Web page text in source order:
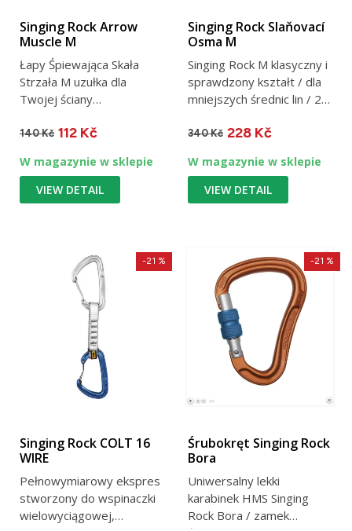
Singing Rock Arrow
Muscle M
Łapy Śpiewająca Skała
Strzała M uzułka dla
Twojej ściany
M
140 Kč 112 Kč
W magazynie w sklepie
VIEW DETAIL
Singing Rock Slaňovací
Osma M
Singing Rock M klasyczny i
sprawdzony kształt / dla
mniejszych średnic lin / 25
340 Kč 228 Kč
W magazynie w sklepie
VIEW DETAIL
Singing Rock COLT 16
WIRE
Pełnowymiarowy ekspres
stworzony do wspinaczki
wielowyciągowej,
-21 %
Śrubokręt Singing Rock
Bora
Uniwersalny lekki
karabinek HMS Singing
Rock Bora / zamek
-21 %